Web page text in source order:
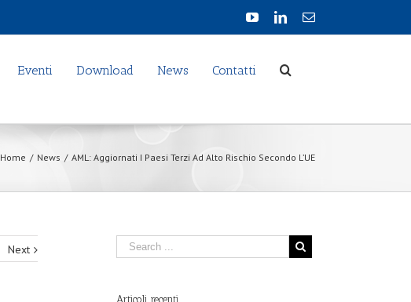
Eventi Download News Contatti
Home / News / AML: Aggiornati I Paesi Terzi Ad Alto Rischio Secondo L’UE
Next
Articoli recenti